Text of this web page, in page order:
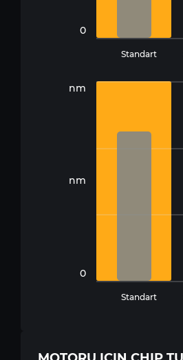
0
Standart
nm
nm
0
Standart